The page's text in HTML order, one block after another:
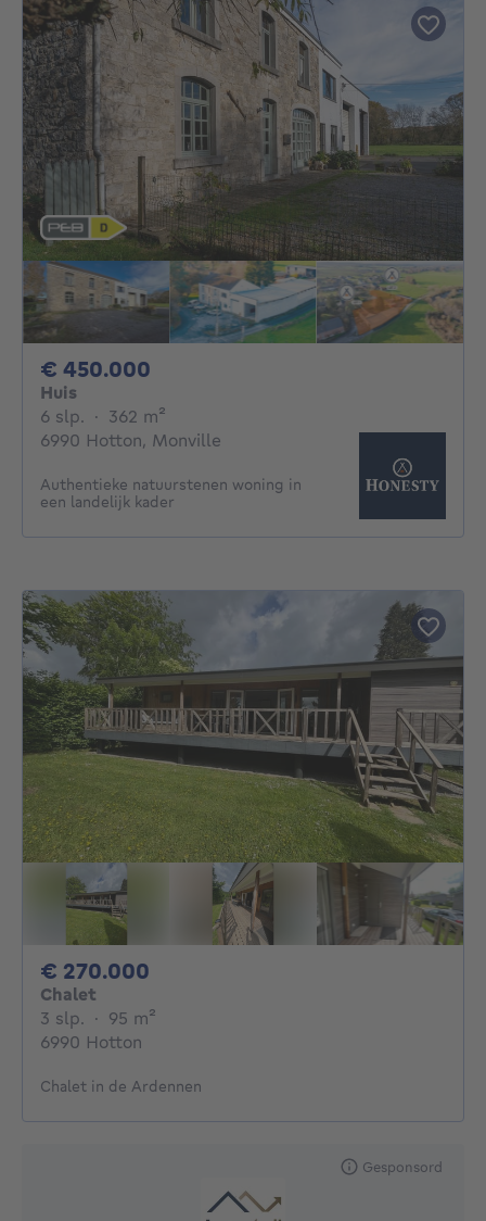
€ 450.000
Huis
6 slp. 6 slaapkamers
· 362 m²
6990 Hotton, Monville
Authentieke natuurstenen woning in
een landelijk kader
€ 270.000
Chalet
3 slp. 3 slaapkamers
· 95 m²
6990 Hotton
Chalet in de Ardennen
Gesponsord